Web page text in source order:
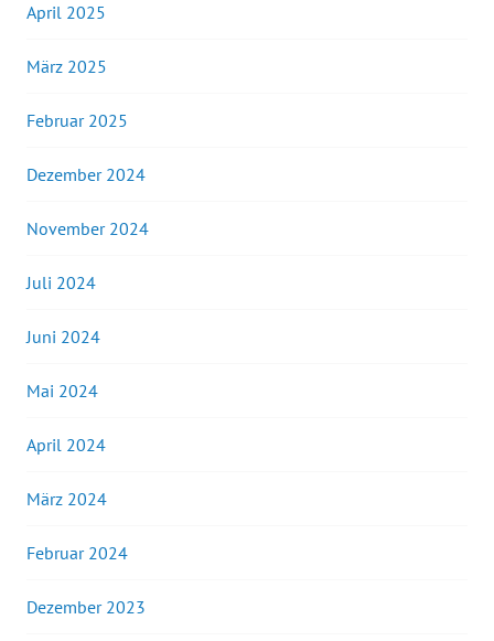
April 2025
März 2025
Februar 2025
Dezember 2024
November 2024
Juli 2024
Juni 2024
Mai 2024
April 2024
März 2024
Februar 2024
Dezember 2023